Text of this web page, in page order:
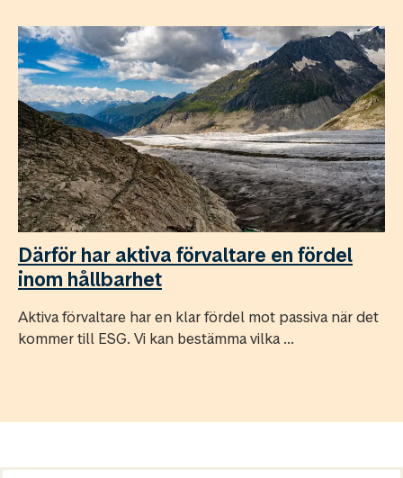
Därför har aktiva förvaltare en fördel
inom hållbarhet
Aktiva förvaltare har en klar fördel mot passiva när det
kommer till ESG. Vi kan bestämma vilka ...